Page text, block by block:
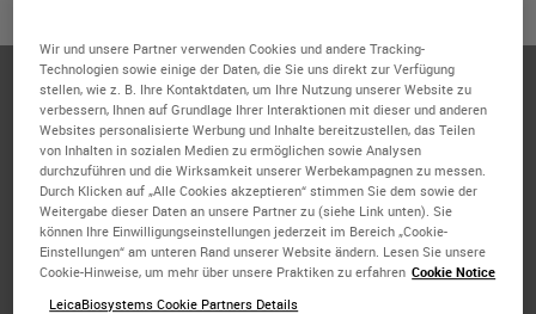
of Operations at Proscia Inc., a Baltimore-based data
solutions provider for digital pathology. Nathan is
passionate about medical devices, and has worked on the
product development, IP, and business development
elements of devices in fields ranging from neonatal care,
stem cells therapies, emergency medicine, and pathology
software. His experience in this industry ranges from
organizing small animal studies to product management.
Nathan earned his Bachelor of Science degree in
Wir und unsere Partner verwenden Cookies und andere Tracking-
Technologien sowie einige der Daten, die Sie uns direkt zur Verfügung
stellen, wie z. B. Ihre Kontaktdaten, um Ihre Nutzung unserer Website zu
verbessern, Ihnen auf Grundlage Ihrer Interaktionen mit dieser und anderen
Websites personalisierte Werbung und Inhalte bereitzustellen, das Teilen
von Inhalten in sozialen Medien zu ermöglichen sowie Analysen
durchzuführen und die Wirksamkeit unserer Werbekampagnen zu messen.
Durch Klicken auf „Alle Cookies akzeptieren“ stimmen Sie dem sowie der
Weitergabe dieser Daten an unsere Partner zu (siehe Link unten). Sie
können Ihre Einwilligungseinstellungen jederzeit im Bereich „Cookie-
Einstellungen“ am unteren Rand unserer Website ändern. Lesen Sie unsere
Cookie-Hinweise, um mehr über unsere Praktiken zu erfahren Cookie Notice
LeicaBiosystems Cookie Partners Details